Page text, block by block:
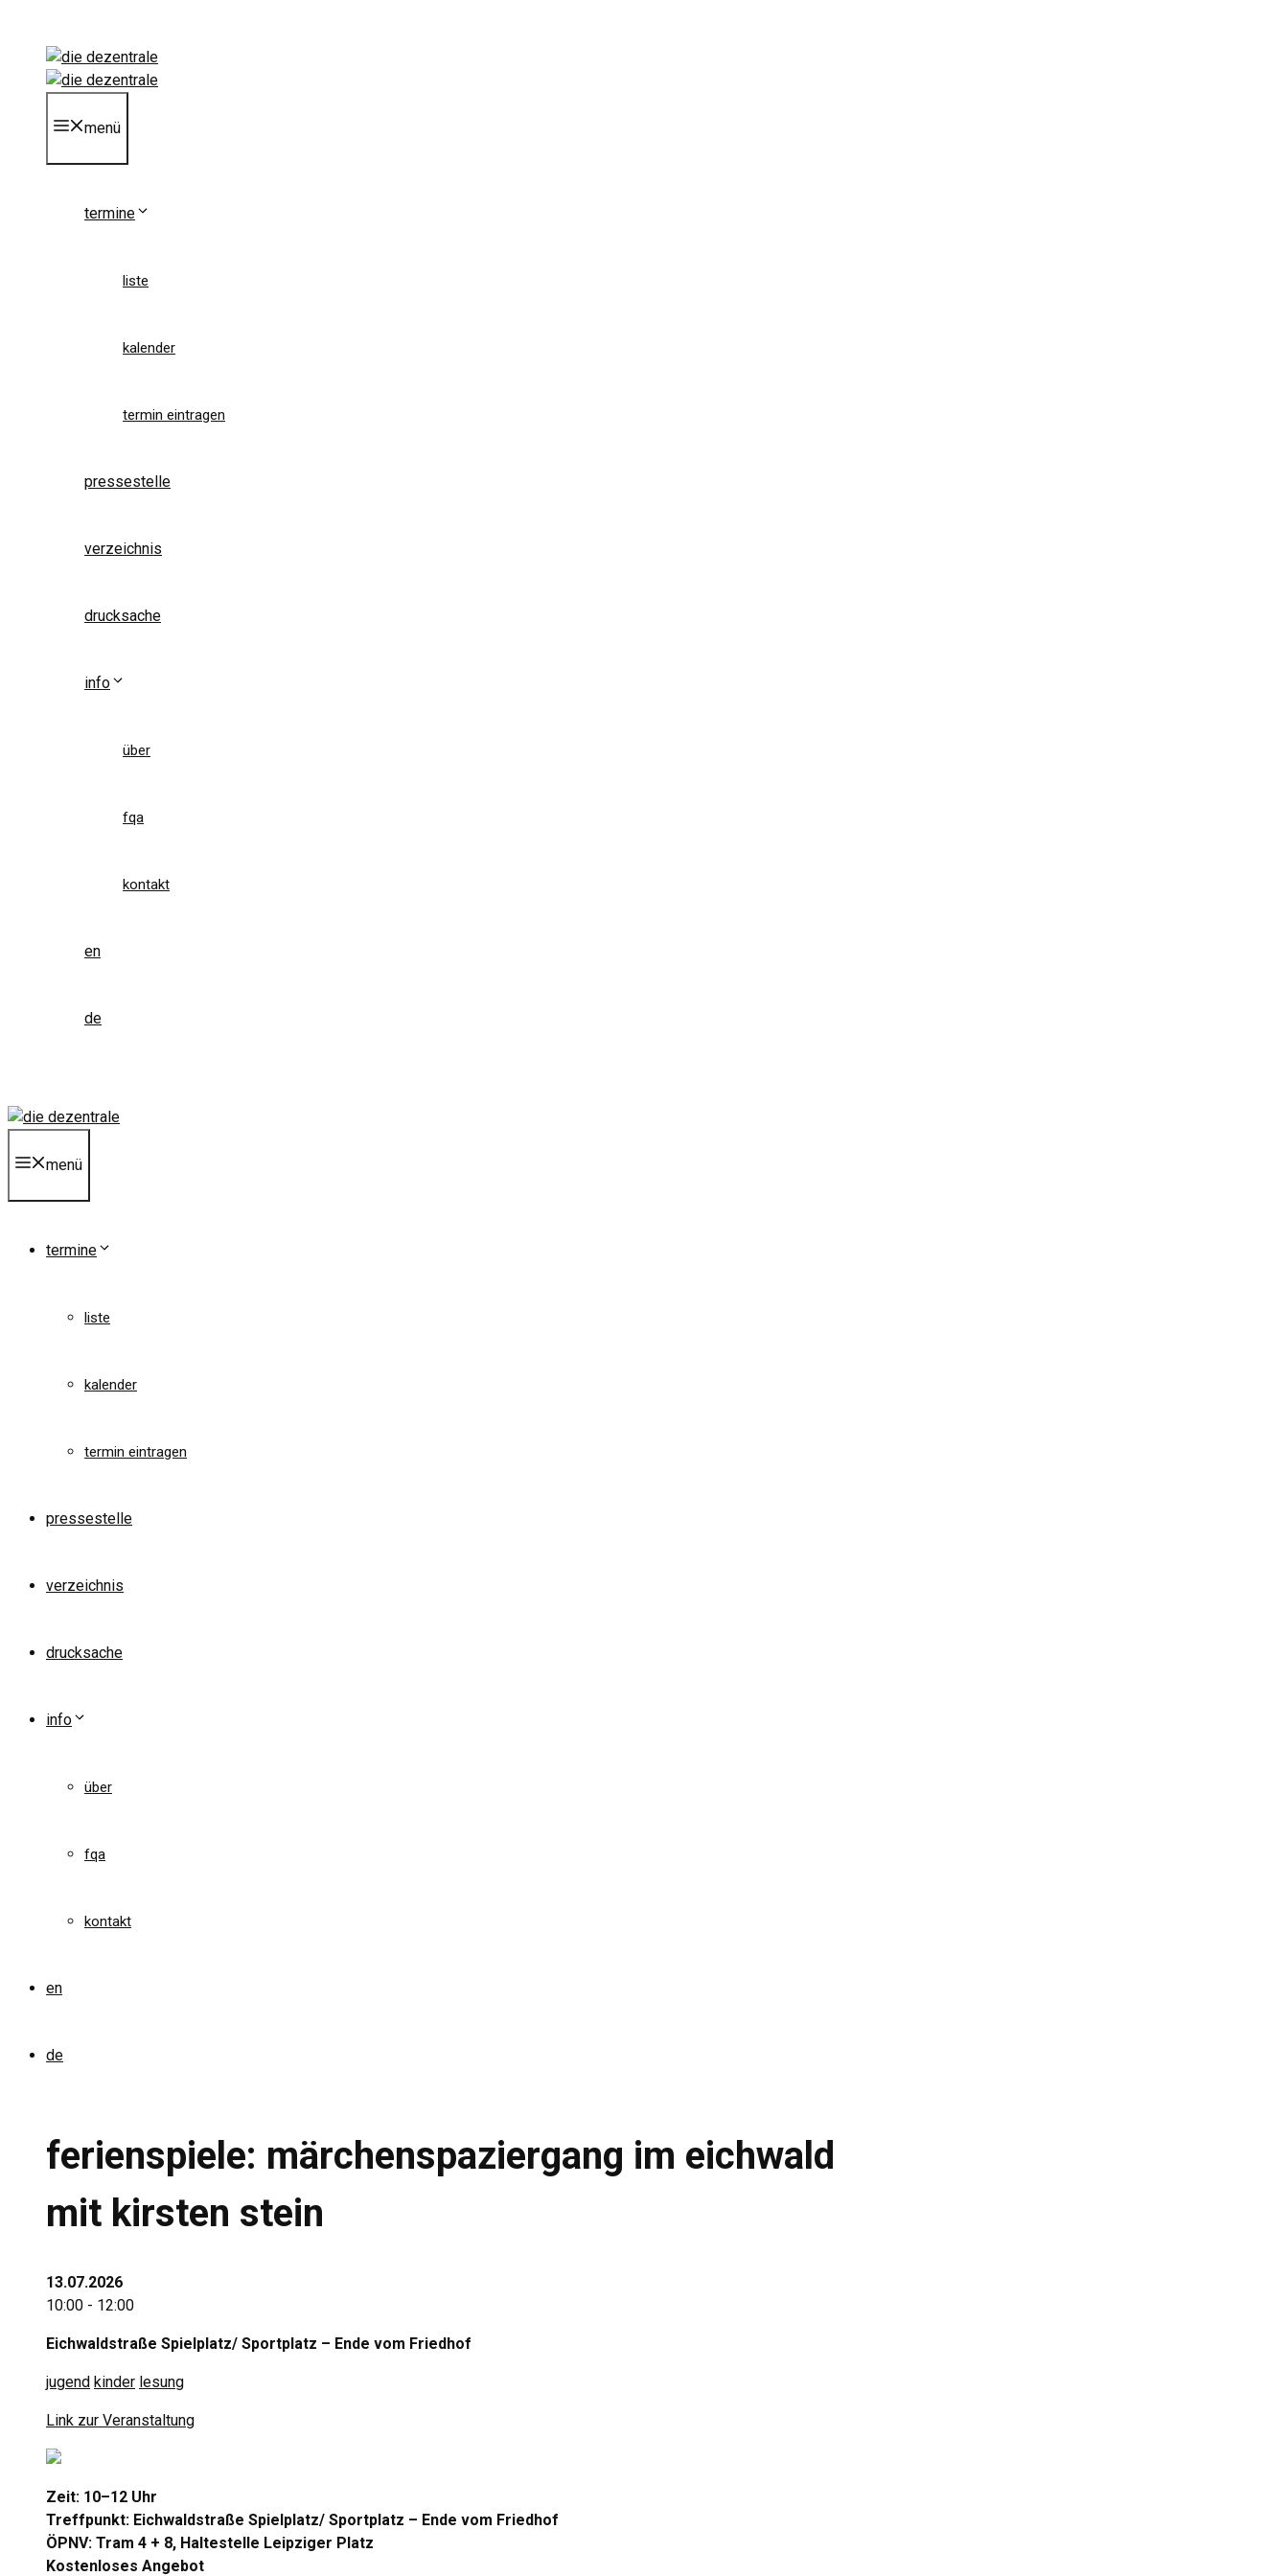
springen
menü
termine
liste
kalender
termin eintragen
pressestelle
verzeichnis
drucksache
info
über
fqa
kontakt
en
de
menü
termine
liste
kalender
termin eintragen
pressestelle
verzeichnis
drucksache
info
über
fqa
kontakt
en
de
ferienspiele: märchenspaziergang im eichwald
mit kirsten stein
13.07.2026
10:00 - 12:00
Eichwaldstraße Spielplatz/ Sportplatz – Ende vom Friedhof
jugend kinder lesung
Link zur Veranstaltung
Zeit: 10–12 Uhr
Treffpunkt: Eichwaldstraße Spielplatz/ Sportplatz – Ende vom Friedhof
ÖPNV: Tram 4 + 8, Haltestelle Leipziger Platz
Kostenloses Angebot